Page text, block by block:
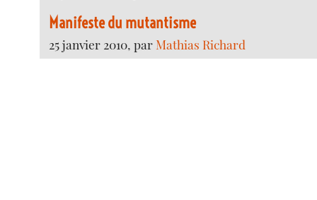
Manifeste du mutantisme
25 janvier 2010, parMathias Richard